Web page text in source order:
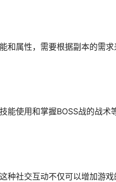
和属性，需要根据副本的需求
使用和掌握BOSS战的战术等
种社交互动不仅可以增加游戏